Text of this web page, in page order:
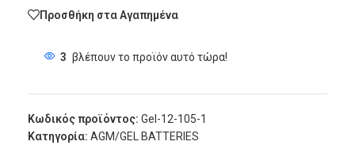
Προσθήκη στα Αγαπημένα
3 βλέπουν το προϊόν αυτό τώρα!
Κωδικός προϊόντος: Gel-12-105-1
Κατηγορία: AGM/GEL BATTERIES